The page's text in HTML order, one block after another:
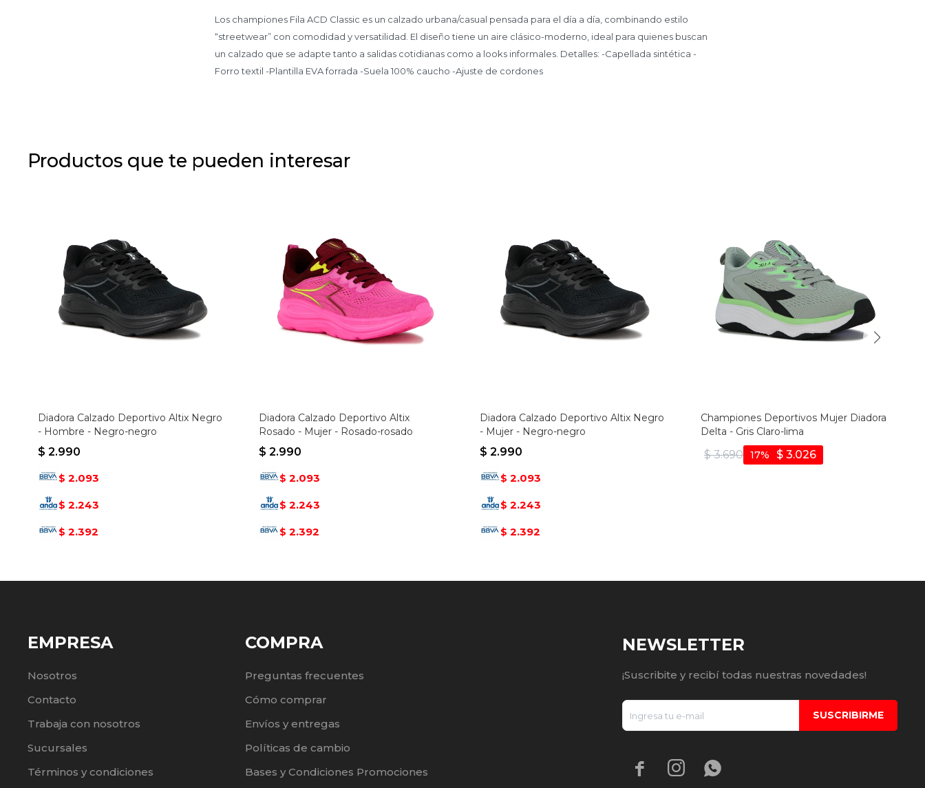
Los championes Fila ACD Classic es un calzado urbana/casual pensada para el día a día, combinando estilo
“streetwear” con comodidad y versatilidad. El diseño tiene un aire clásico-moderno, ideal para quienes buscan
un calzado que se adapte tanto a salidas cotidianas como a looks informales. Detalles: -Capellada sintética -
Forro textil -Plantilla EVA forrada -Suela 100% caucho -Ajuste de cordones
Productos que te pueden interesar
Diadora Calzado Deportivo Altix Negro
- Hombre - Negro-negro
$ 2.990
$ 2.093
$ 2.243
$ 2.392
Diadora Calzado Deportivo Altix
Rosado - Mujer - Rosado-rosado
$ 2.990
$ 2.093
$ 2.243
$ 2.392
Diadora Calzado Deportivo Altix Negro
- Mujer - Negro-negro
$ 2.990
$ 2.093
$ 2.243
$ 2.392
Championes Deportivos Mujer Diadora
Delta - Gris Claro-lima
$ 3.690 $ 3.026
17
EMPRESA
Nosotros
Contacto
Trabaja con nosotros
Sucursales
Términos y condiciones
COMPRA
Preguntas frecuentes
Cómo comprar
Envíos y entregas
Políticas de cambio
Bases y Condiciones Promociones
NEWSLETTER
¡Suscribite y recibí todas nuestras novedades!
SUSCRIBIRME
  